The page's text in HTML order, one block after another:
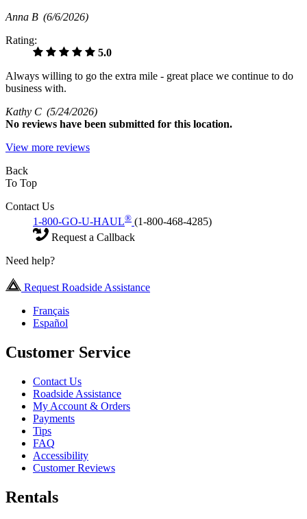
Anna B (6/6/2026)
Rating:
5.0
Always willing to go the extra mile - great place we continue to do
business with.
Kathy C (5/24/2026)
No reviews have been submitted for this location.
View more reviews
Back
To Top
Contact Us
1-800-GO-U-HAUL® (1-800-468-4285)
Request a Callback
Need help?
Request Roadside Assistance
Français
Español
Customer Service
Contact Us
Roadside Assistance
My Account & Orders
Payments
Tips
FAQ
Accessibility
Customer Reviews
Rentals